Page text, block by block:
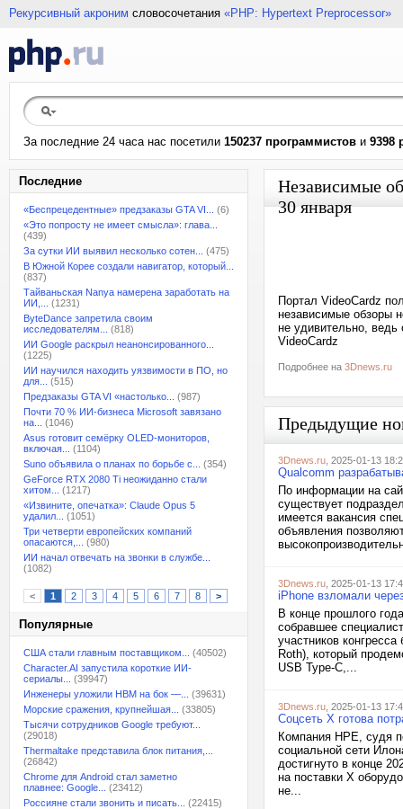
Рекурсивный акроним словосочетания «PHP: Hypertext Preprocessor»
За последние 24 часа нас посетили 150237 программистов и 9398
Последние
«Беспрецедентные» предзаказы GTA VI...
(6)
«Это попросту не имеет смысла»: глава...
(439)
За сутки ИИ выявил несколько сотен...
(475)
В Южной Корее создали навигатор, который...
(837)
Тайваньская Nanya намерена заработать на
ИИ,...
(1231)
ByteDance запретила своим
исследователям...
(818)
ИИ Google раскрыл неанонсированного...
(1225)
ИИ научился находить уязвимости в ПО, но
для...
(515)
Предзаказы GTA VI «настолько...
(987)
Почти 70 % ИИ-бизнеса Microsoft завязано
на...
(1046)
Asus готовит семёрку OLED-мониторов,
включая...
(1104)
Suno объявила о планах по борьбе с...
(354)
GeForce RTX 2080 Ti неожиданно стали
хитом...
(1217)
«Извините, опечатка»: Claude Opus 5
удалил...
(1051)
Три четверти европейских компаний
опасаются,...
(980)
ИИ начал отвечать на звонки в службе...
(1082)
< 1 2 3 4 5 6 7 8 >
Популярные
США стали главным поставщиком...
(40502)
Character.AI запустила короткие ИИ-
сериалы...
(39947)
Инженеры уложили HBM на бок —...
(39631)
Морские сражения, крупнейшая...
(33805)
Тысячи сотрудников Google требуют...
(29018)
Thermaltake представила блок питания,...
(26842)
Chrome для Android стал заметно
плавнее: Google...
(23412)
Россияне стали звонить и писать...
(22415)
Независимые
30 января
Портал VideoCardz
независимые обзоры
не удивительно, ведь
VideoCardz
Подробнее на 3Dnews.ru
Предыдущие
3Dnews.ru , 2025-01-13
Qualcomm
По информации на
существует
имеется вакансия
объявления
3Dnews.ru , 2025-01-13
iPhone взломали
В конце прошлого
собравшее
участников
Roth), который
USB Type-C,...
3Dnews.ru , 2025-01-13
Соцсеть X готова
Компания HPE, судя
социальной сети
достигнуто в конце
на поставки X
не...